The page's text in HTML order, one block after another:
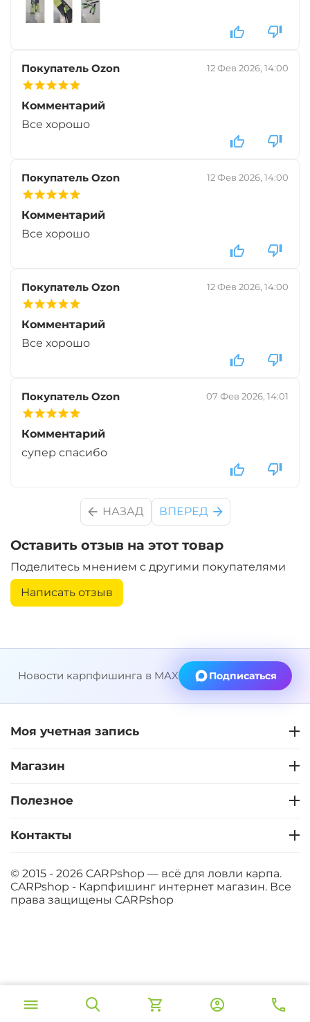
Покупатель Ozon 12 Фев 2026, 14:00
Комментарий
Все хорошо
Покупатель Ozon 12 Фев 2026, 14:00
Комментарий
Все хорошо
Покупатель Ozon 12 Фев 2026, 14:00
Комментарий
Все хорошо
Покупатель Ozon 07 Фев 2026, 14:01
Комментарий
супер спасибо
НАЗАД ВПЕРЕД
Оставить отзыв на этот товар
Поделитесь мнением с другими покупателями
Написать отзыв
Новости карпфишинга в MAX Подписаться
Моя учетная запись
Магазин
Полезное
Контакты
© 2015 - 2026 CARPshop — всё для ловли карпа.
CARPshop - Карпфишинг интернет магазин. Все
права защищены CARPshop
‍549‍ В корзину